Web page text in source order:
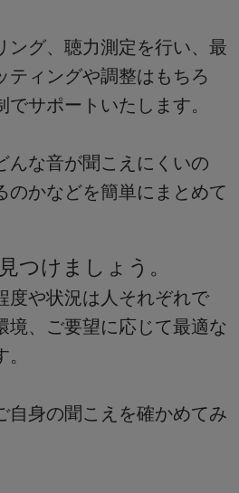
ング、聴力測定を行い、最
ティングや調整はもちろ
サポートいたします。
んな音が聞こえにくいの
かなどを簡単にまとめて
つけましょう。
度や状況は人それぞれで
、ご要望に応じて最適な
自身の聞こえを確かめてみ